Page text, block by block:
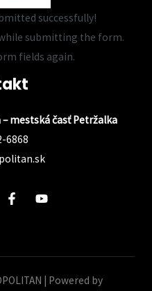
successfully!
submitting the form.
fields again.
mestská časť Petržalka
6868
| Powered by